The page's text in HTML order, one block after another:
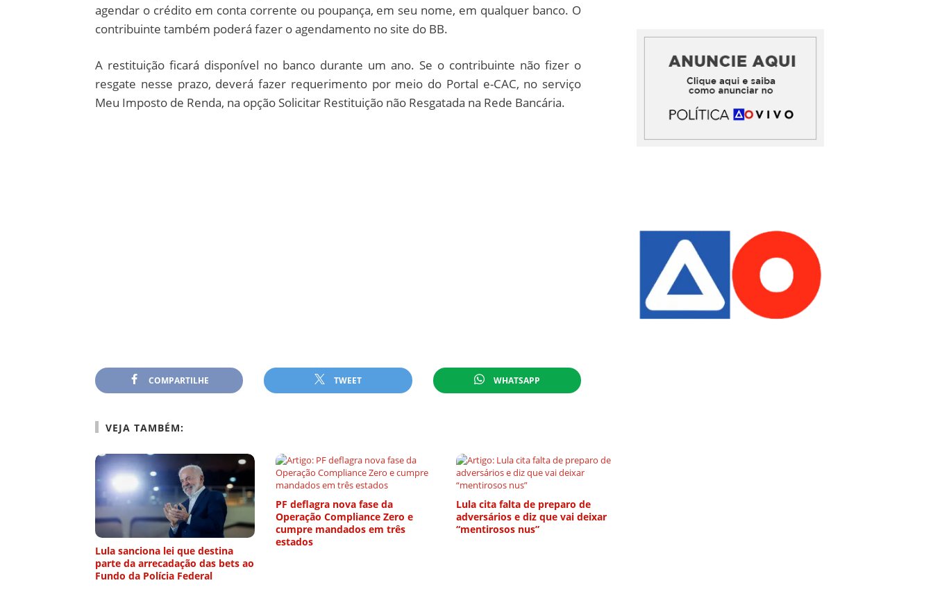
agendar o crédito em conta corrente ou poupança, em seu nome, em qualquer banco. O
contribuinte também poderá fazer o agendamento no site do BB.
A restituição ficará disponível no banco durante um ano. Se o contribuinte não fizer o
resgate nesse prazo, deverá fazer requerimento por meio do Portal e-CAC, no serviço
Meu Imposto de Renda, na opção Solicitar Restituição não Resgatada na Rede Bancária.
COMPARTILHE TWEET WHATSAPP
VEJA TAMBÉM:
Lula sanciona lei que destina
parte da arrecadação das bets ao
Fundo da Polícia Federal
PF deflagra nova fase da
Operação Compliance Zero e
cumpre mandados em três
estados
Lula cita falta de preparo de
adversários e diz que vai deixar
“mentirosos nus”